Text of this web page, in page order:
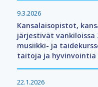
Kansalaisopistot,
järjestivät vankiloissa
musiikki- ja
taitoja ja hyvinvointia
9.3.2026
22.1.2026